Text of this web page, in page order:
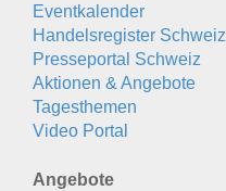
Eventkalender
Handelsregister Schweiz
Presseportal Schweiz
Aktionen & Angebote
Tagesthemen
Video Portal
Angebote